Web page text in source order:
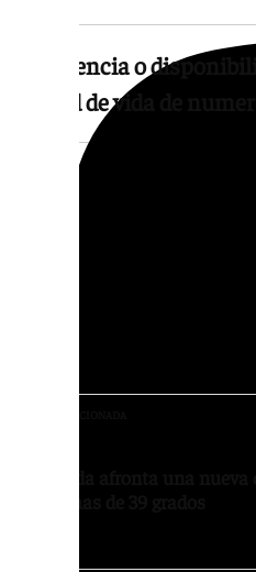
La ausencia o
calidad de vida de
más calurosos, una
familias debido a